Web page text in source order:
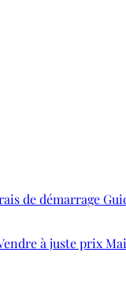
de démarrage
à juste prix